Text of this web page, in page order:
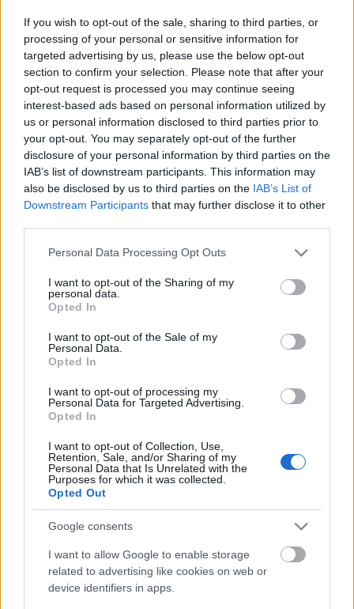
If you wish to opt-out of the sale, sharing to third parties, or
processing of your personal or sensitive information for
targeted advertising by us, please use the below opt-out
section to confirm your selection. Please note that after your
opt-out request is processed you may continue seeing
interest-based ads based on personal information utilized by
us or personal information disclosed to third parties prior to
your opt-out. You may separately opt-out of the further
disclosure of your personal information by third parties on the
IAB’s list of downstream participants. This information may
also be disclosed by us to third parties on the IAB’s List of
Downstream Participants that may further disclose it to other
Please note that this website/app uses one or more Google
not limited to your visit or usage behaviour. You may click to
grant or deny consent to Google and its third-party tags to
use your data for below specified purposes in below Google
consent section.
Personal Data Processing Opt Outs
I want to opt-out of the Sharing of my
personal data.
Opted In
I want to opt-out of the Sale of my
Personal Data.
Opted In
I want to opt-out of processing my
Personal Data for Targeted Advertising.
Opted In
I want to opt-out of Collection, Use,
Retention, Sale, and/or Sharing of my
Personal Data that Is Unrelated with the
Purposes for which it was collected.
Opted Out
Google consents
I want to allow Google to enable storage
related to advertising like cookies on web or
device identifiers in apps.
sólo la mejor en lo que llevamos de temporada 21/22, sino
también la mejor que ha conseguido un defensa en toda la
historia de la edición de España (desde 2006/07),
superando el récord que poseían Mantovani (18/19) y
Nacho Fernández (17/18) con 22 puntos.
El pufo: Álex Remiro
Si Moreno fue la cara del Betis-Real Sociedad, Álex Remiro
fue la cruz. El portero no estuvo nada afortunado ante los
verdiblancos, regalando el primer gol al lateral bético tras
una mala salida y encajando cuatro goles. El algoritmo de
SofaScore valoró al portero txuri-urdin con un 4.9, -4 puntos.
Además de Remiro, otros cinco jugadores recibieron
puntuación negativa en la jornada 17. Salvi fue expulsado
Lee, Mickael Malsa, Santi Comesaña y Manu Sánchez
obtuvieron -1 puntos.
¿Mantener o vender? Cuatro perdedores de la
jornada 17
jornada. Estos cuatro futbolistas
fueron algunos de los perdedores
La sorpresa: Aissa Mandi